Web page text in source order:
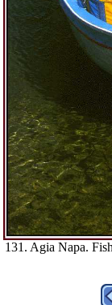
131. Agia Napa.